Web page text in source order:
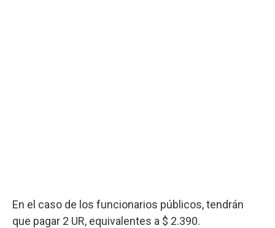
En el caso de los funcionarios públicos, tendrán
que pagar 2 UR, equivalentes a $ 2.390.